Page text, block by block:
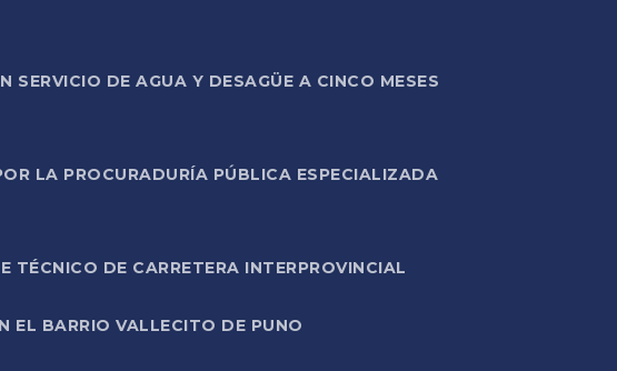
DE AGUA Y DESAGÜE A CINCO MESES
LA PROCURADURÍA PÚBLICA ESPECIALIZADA
TÉCNICO DE CARRETERA INTERPROVINCIAL
EL BARRIO VALLECITO DE PUNO